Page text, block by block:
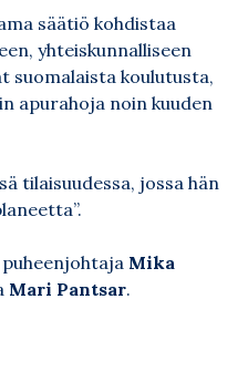
säätiö kohdistaa
yhteiskunnalliseen
suomalaista koulutusta,
apurahoja noin kuuden
tilaisuudessa, jossa hän
Mika
Mari Pantsar.